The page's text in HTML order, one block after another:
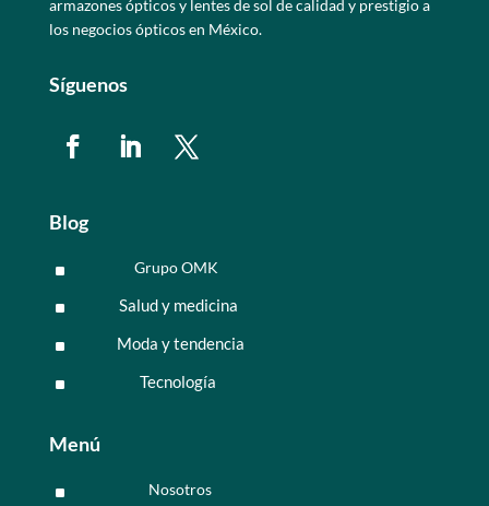
armazones ópticos y lentes de sol de calidad y prestigio a
los negocios ópticos en México.
Síguenos
Blog
^ Grupo OMK
^ Salud y medicina
^ Moda y tendencia
^ Tecnología
Menú
^ Nosotros